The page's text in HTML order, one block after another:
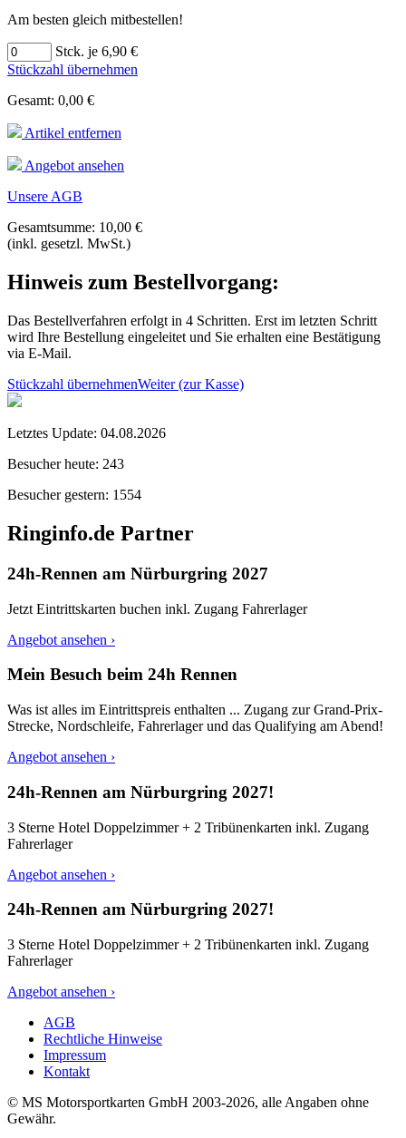
Am besten gleich mitbestellen!
Stck. je 6,90 €
Stückzahl übernehmen
Gesamt: 0,00 €
Artikel entfernen
Angebot ansehen
Unsere AGB
Gesamtsumme: 10,00 €
(inkl. gesetzl. MwSt.)
Hinweis zum Bestellvorgang:
Das Bestellverfahren erfolgt in 4 Schritten. Erst im letzten Schritt
wird Ihre Bestellung eingeleitet und Sie erhalten eine Bestätigung
via E-Mail.
Stückzahl übernehmenWeiter (zur Kasse)
Letztes Update: 04.08.2026
Besucher heute: 243
Besucher gestern: 1554
Ringinfo.de Partner
24h-Rennen am Nürburgring 2027
Jetzt Eintrittskarten buchen inkl. Zugang Fahrerlager
Angebot ansehen ›
Mein Besuch beim 24h Rennen
Was ist alles im Eintrittspreis enthalten ... Zugang zur Grand-Prix-
Strecke, Nordschleife, Fahrerlager und das Qualifying am Abend!
Angebot ansehen ›
24h-Rennen am Nürburgring 2027!
3 Sterne Hotel Doppelzimmer + 2 Tribünenkarten inkl. Zugang
Fahrerlager
Angebot ansehen ›
24h-Rennen am Nürburgring 2027!
3 Sterne Hotel Doppelzimmer + 2 Tribünenkarten inkl. Zugang
Fahrerlager
Angebot ansehen ›
AGB
Rechtliche Hinweise
Impressum
Kontakt
© MS Motorsportkarten GmbH 2003-2026, alle Angaben ohne
Gewähr.